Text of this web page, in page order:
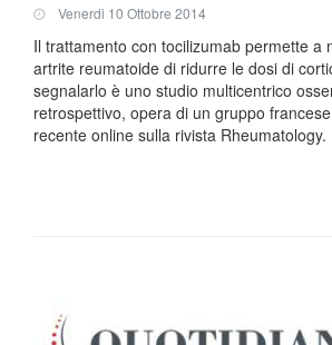
Venerdi 10 Ottobre 2014
Il trattamento con tocilizumab permette a
artrite reumatoide di ridurre le dosi di
segnalarlo è uno studio multicentrico
retrospettivo, opera di un gruppo
recente online sulla rivista Rheumatology.